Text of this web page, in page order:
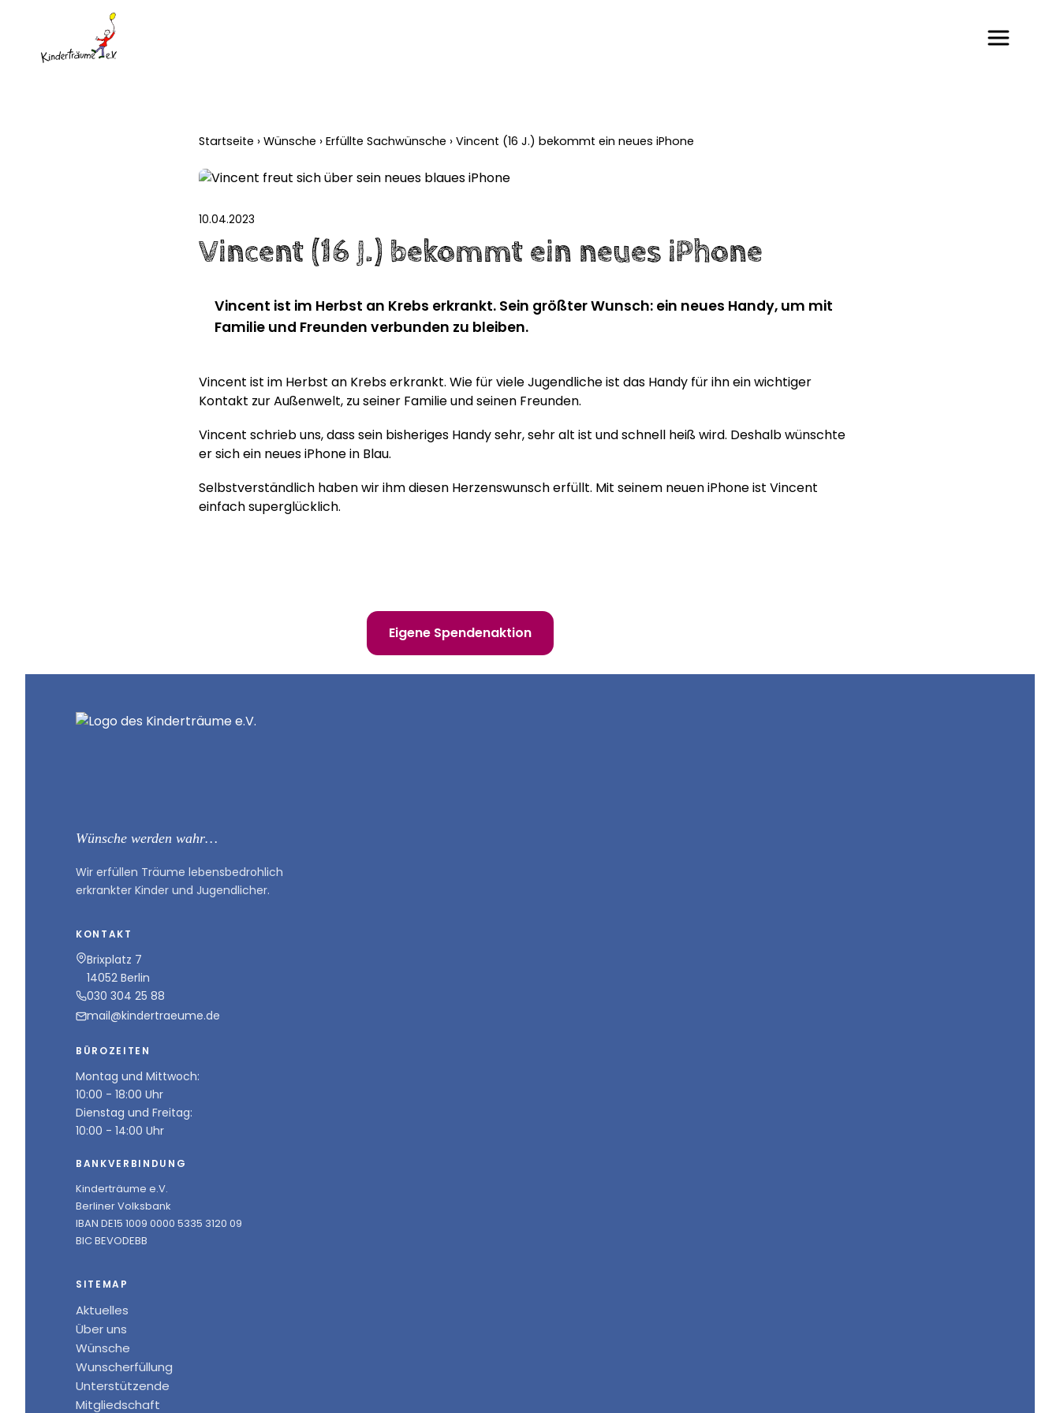
Startseite › Wünsche › Erfüllte Sachwünsche › Vincent (16 J.) bekommt ein neues iPhone
10.04.2023
Vincent (16 J.) bekommt ein neues iPhone
Vincent ist im Herbst an Krebs erkrankt. Sein größter Wunsch: ein neues Handy, um mit
Familie und Freunden verbunden zu bleiben.
Vincent ist im Herbst an Krebs erkrankt. Wie für viele Jugendliche ist das Handy für ihn ein wichtiger
Kontakt zur Außenwelt, zu seiner Familie und seinen Freunden.
Vincent schrieb uns, dass sein bisheriges Handy sehr, sehr alt ist und schnell heiß wird. Deshalb wünschte
er sich ein neues iPhone in Blau.
Selbstverständlich haben wir ihm diesen Herzenswunsch erfüllt. Mit seinem neuen iPhone ist Vincent
einfach superglücklich.
Eigene Spendenaktion
Wünsche werden wahr…
Wir erfüllen Träume lebensbedrohlich
erkrankter Kinder und Jugendlicher.
KONTAKT
Brixplatz 7
14052 Berlin
030 304 25 88
mail@kindertraeume.de
BÜROZEITEN
Montag und Mittwoch:
10:00 - 18:00 Uhr
Dienstag und Freitag:
10:00 - 14:00 Uhr
BANKVERBINDUNG
Kinderträume e.V.
Berliner Volksbank
IBAN DE15 1009 0000 5335 3120 09
BIC BEVODEBB
SITEMAP
Aktuelles
Über uns
Wünsche
Wunscherfüllung
Unterstützende
Mitgliedschaft